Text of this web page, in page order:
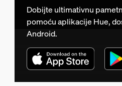
Dobijte ultimativnu
pomoću aplikacije Hue,
Android.